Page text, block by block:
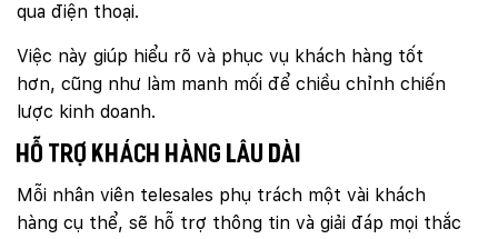
qua điện thoại.
Việc này giúp hiểu rõ và phục vụ khách hàng tốt
hơn, cũng như làm manh mối để chiều chỉnh chiến
lược kinh doanh.
Hỗ trợ khách hàng lâu dài
Mỗi nhân viên telesales phụ trách một vài khách
hàng cụ thể, sẽ hỗ trợ thông tin và giải đáp mọi thắc